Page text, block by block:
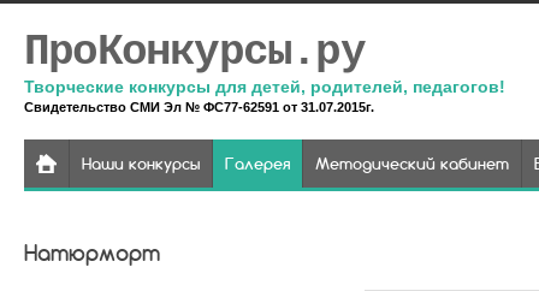
ПроКонкурсы.ру
Творческие конкурсы для детей, родителей, педагогов!
Свидетельство СМИ Эл № ФС77-62591 от 31.07.2015г.
Наши конкурсы Галерея Методический кабинет
Натюрморт